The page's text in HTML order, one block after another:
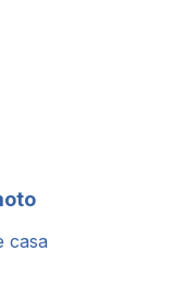
casa